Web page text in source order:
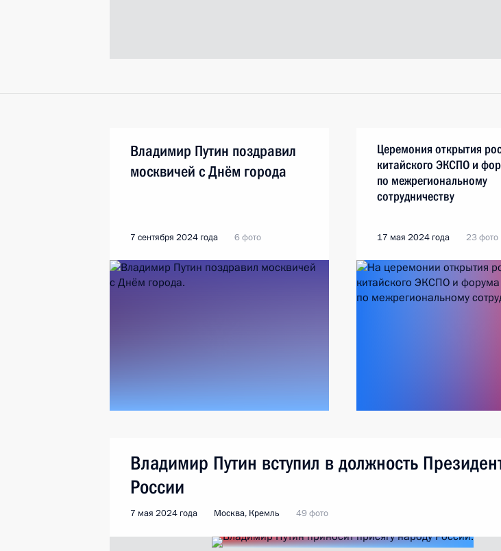
Владимир Путин поздравил
москвичей с Днём города
7 сентября 2024 года 6 фото
Церемония открытия
китайского ЭКСПО и
по межрегиональному
сотрудничеству
17 мая 2024 года 23 фото
Владимир Путин вступил в должность
России
7 мая 2024 года Москва, Кремль 49 фото